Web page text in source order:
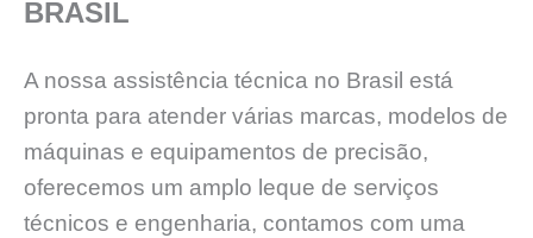
BRASIL
A nossa assistência técnica no Brasil está
pronta para atender várias marcas, modelos de
máquinas e equipamentos de precisão,
oferecemos um amplo leque de serviços
técnicos e engenharia, contamos com uma